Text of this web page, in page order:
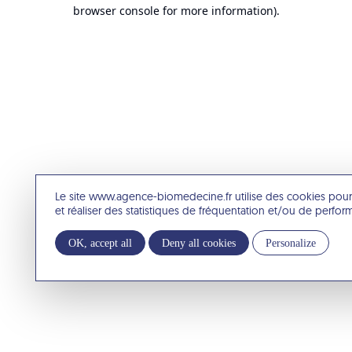
Le site www.agence-biomedecine.fr utilise des cookies
et réaliser des statistiques de fréquentation et/ou de
OK, accept all Deny all cookies Personalize
browser console for more information).